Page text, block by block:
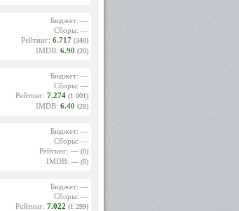
Бюджет: —
Сборы: —
Рейтинг: 6.717 (340)
IMDB: 6.90 (20)
Бюджет: —
Сборы: —
Рейтинг: 7.274 (1 001)
IMDB: 6.40 (28)
Бюджет: —
Сборы: —
Рейтинг: — (0)
IMDB: — (0)
Бюджет: —
Сборы: —
Рейтинг: 7.022 (1 299)